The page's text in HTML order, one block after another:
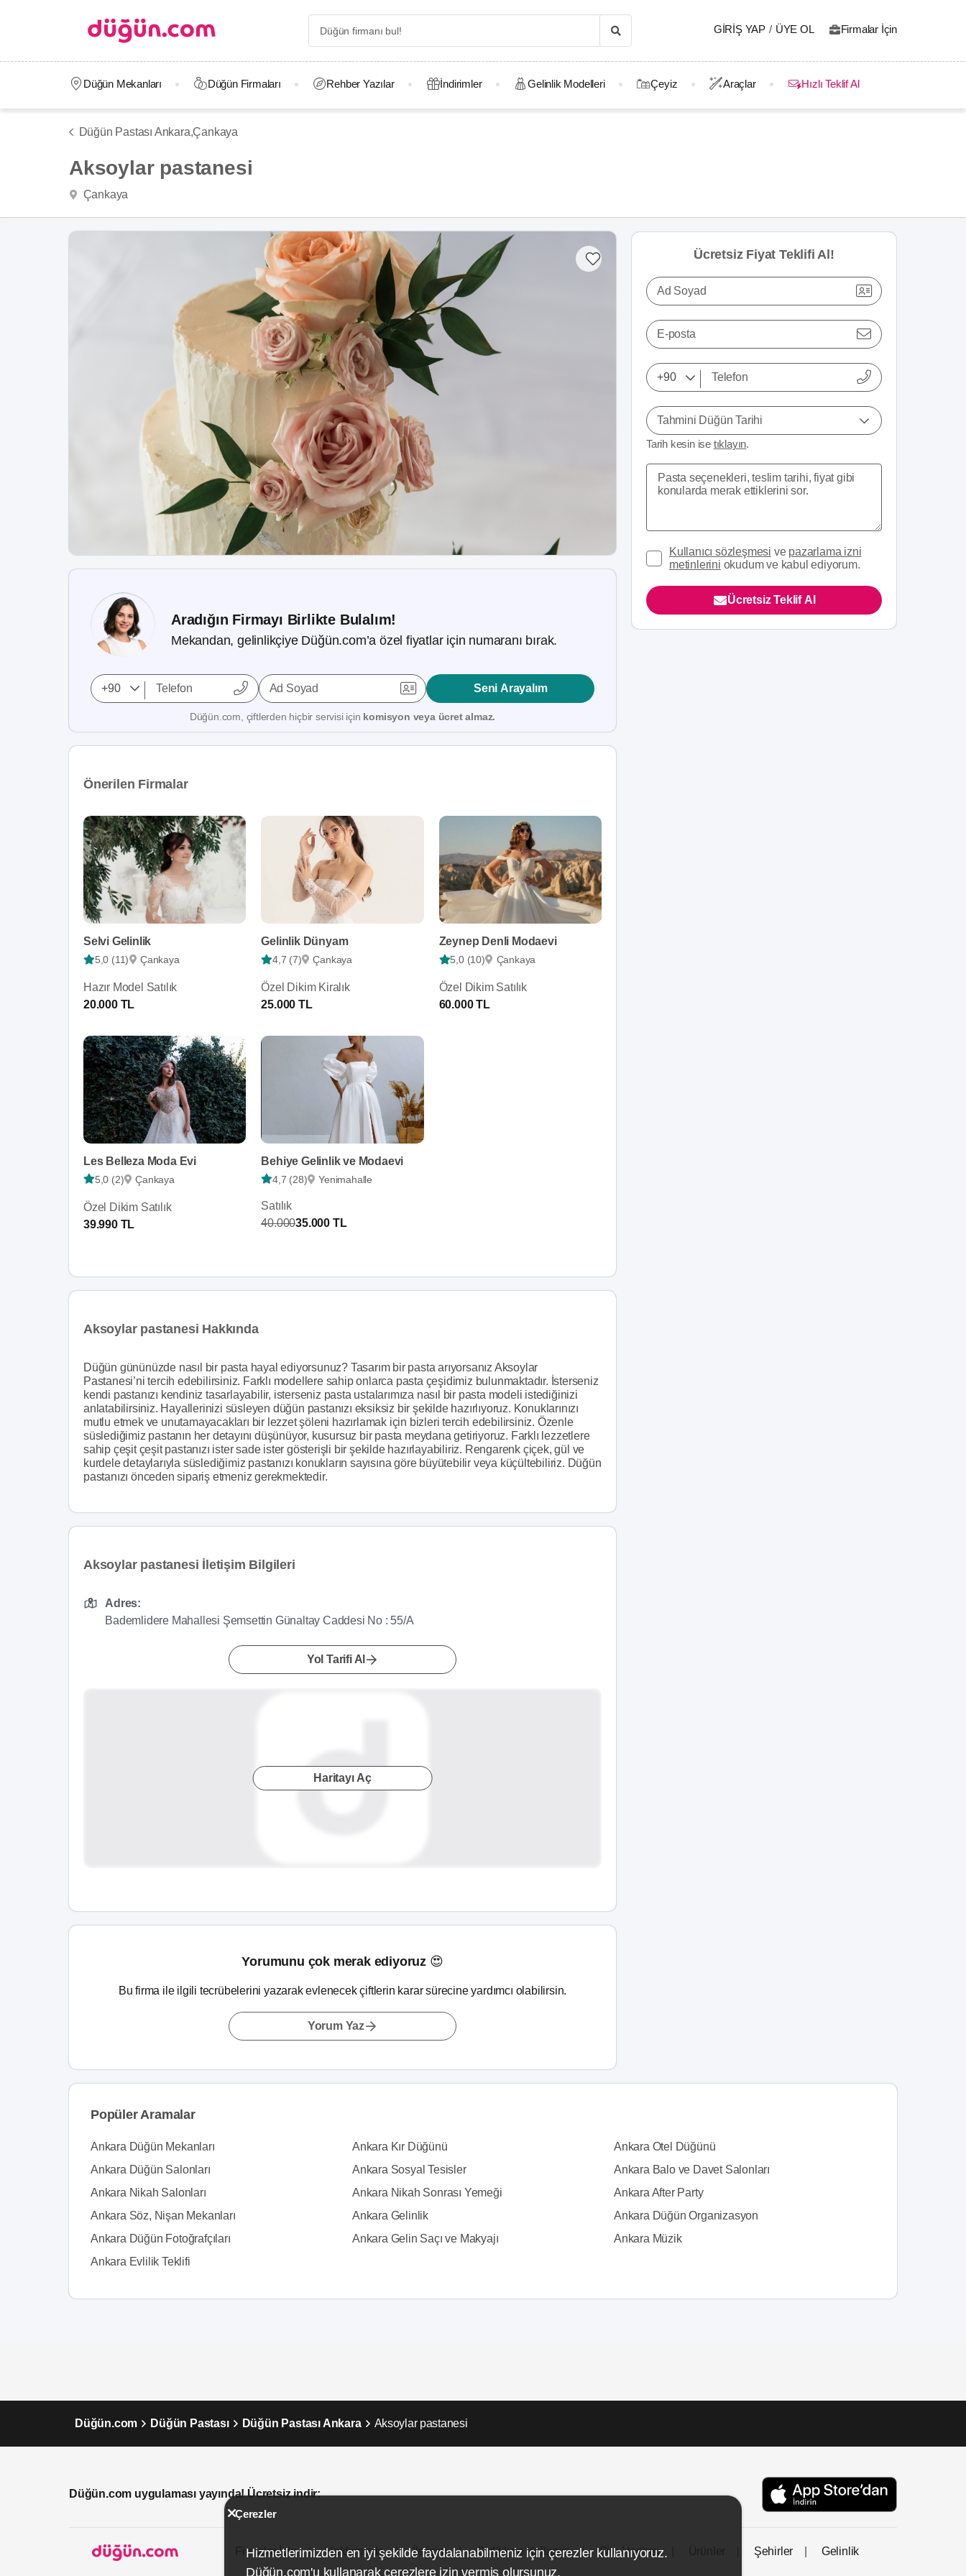
GIRIŞ YAP / ÜYE OL Firmalar İçin
Düğün Mekanları Düğün Firmaları Rehber Yazılar İndirimler Gelinlik Modelleri Çeyiz Araçlar Hızlı Teklif Al
Düğün Pastası Ankara,Çankaya
Aksoylar pastanesi
Çankaya
Aradığın Firmayı Birlikte Bulalım!
Mekandan, gelinlikçiye Düğün.com’a özel fiyatlar için numaranı bırak.
Ad Soyad Seni Arayalım
Düğün.com, çiftlerden hiçbir servisi için komisyon veya ücret almaz.
Önerilen Firmalar
Selvi Gelinlik
5,0 (11) Çankaya
Hazır Model Satılık
20.000 TL
Gelinlik Dünyam
4,7 (7) Çankaya
Özel Dikim Kiralık
25.000 TL
Zeynep Denli Modaevi
5,0 (10) Çankaya
Özel Dikim Satılık
60.000 TL
Les Belleza Moda Evi
5,0 (2) Çankaya
Özel Dikim Satılık
39.990 TL
Behiye Gelinlik ve Modaevi
4,7 (28) Yenimahalle
Satılık
40.00035.000 TL
Aksoylar pastanesi Hakkında
Düğün gününüzde nasıl bir pasta hayal ediyorsunuz? Tasarım bir pasta arıyorsanız Aksoylar
Pastanesi’ni tercih edebilirsiniz. Farklı modellere sahip onlarca pasta çeşidimiz bulunmaktadır. İsterseniz
kendi pastanızı kendiniz tasarlayabilir, isterseniz pasta ustalarımıza nasıl bir pasta modeli istediğinizi
anlatabilirsiniz. Hayallerinizi süsleyen düğün pastanızı eksiksiz bir şekilde hazırlıyoruz. Konuklarınızı
mutlu etmek ve unutamayacakları bir lezzet şöleni hazırlamak için bizleri tercih edebilirsiniz. Özenle
süslediğimiz pastanın her detayını düşünüyor, kusursuz bir pasta meydana getiriyoruz. Farklı lezzetlere
sahip çeşit çeşit pastanızı ister sade ister gösterişli bir şekilde hazırlayabiliriz. Rengarenk çiçek, gül ve
kurdele detaylarıyla süslediğimiz pastanızı konukların sayısına göre büyütebilir veya küçültebiliriz. Düğün
pastanızı önceden sipariş etmeniz gerekmektedir.
Aksoylar pastanesi İletişim Bilgileri
Adres:
Bademlidere Mahallesi Şemsettin Günaltay Caddesi No : 55/A
Yol Tarifi Al
Haritayı Aç
Yorumunu çok merak ediyoruz 😍
Bu firma ile ilgili tecrübelerini yazarak evlenecek çiftlerin karar sürecine yardımcı olabilirsin.
Yorum Yaz
Ücretsiz Fiyat Teklifi Al!
Ad Soyad
E-posta
Tahmini Düğün Tarihi
Tarih kesin ise tıklayın.
Kullanıcı sözleşmesi ve pazarlama izni
metinlerini okudum ve kabul ediyorum.
Ücretsiz Teklif Al
Popüler Aramalar
Ankara Düğün Mekanları Ankara Kır Düğünü
Ankara Otel Düğünü
Ankara Düğün Salonları
Ankara Sosyal Tesisler
Ankara Balo ve Davet Salonları
Ankara Nikah Salonları
Ankara Nikah Sonrası Yemeği
Ankara After Party
Ankara Söz, Nişan Mekanları
Ankara Gelinlik
Ankara Düğün Organizasyon
Ankara Düğün Fotoğrafçıları
Ankara Gelin Saçı ve Makyajı
Ankara Müzik
Ankara Evlilik Teklifi
Düğün.com Düğün Pastası Düğün Pastası Ankara Aksoylar pastanesi
Düğün.com uygulaması yayında! Ücretsiz indir:
Firmalar İçin Hakkımızda İletişim Gizlilik ve Kullanım Site Haritası Şehirler Gelinlik
Çerezler
Hizmetlerimizden en iyi şekilde faydalanabilmeniz için çerezler kullanıyoruz.
Düğün.com'u kullanarak çerezlere izin vermiş olursunuz.